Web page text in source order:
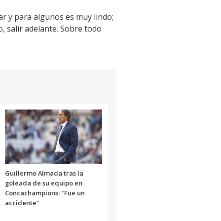
y para algunos es muy lindo;
salir adelante. Sobre todo
Guillermo Almada tras la
goleada de su equipo en
Concachampions: "Fue un
accidente"